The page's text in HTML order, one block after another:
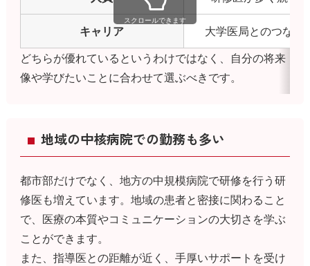
キャリア
大学医局とのつなが
どちらが優れているというわけではなく、自分の将来
像や学びたいことに合わせて選ぶべきです。
スクロールできます
地域の中核病院での勤務も多い
都市部だけでなく、地方の中規模病院で研修を行う研
修医も増えています。地域の患者と密接に関わること
で、医療の本質やコミュニケーションの大切さを学ぶ
ことができます。
また、指導医との距離が近く、手厚いサポートを受け